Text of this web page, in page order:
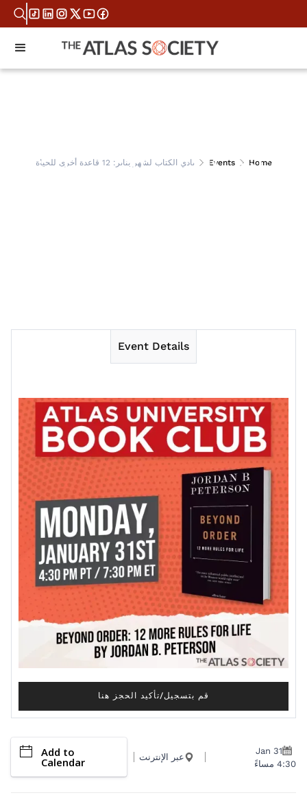
Home
Events نادي الكتاب لشهر يناير: 12 قاعدة أخرى للحياة
نادي الكتاب لشهر يناير:
Event Details
قم بتسجيل/تأكيد الحجز هنا
Jan 31
4:30 مساءً
عبر الإنترنت Add to
Calendar